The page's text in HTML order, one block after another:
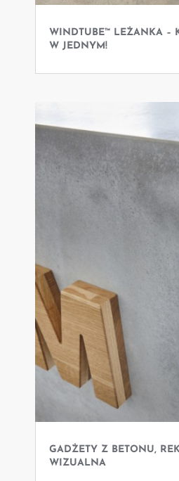
WINDTUBE™ LEŻANKA –
W JEDNYM!
GADŻETY Z BETONU,
WIZUALNA